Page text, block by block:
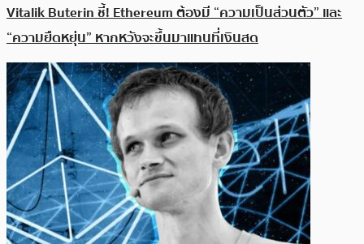
Vitalik Buterin ชี้! Ethereum ต้องมี “ความเป็นส่วนตัว” และ
“ความยืดหยุ่น” หากหวังจะขึ้นมาแทนที่เงินสด